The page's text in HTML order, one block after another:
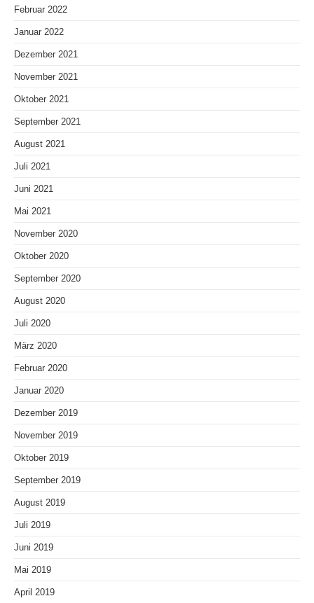
Februar 2022
Januar 2022
Dezember 2021
November 2021
Oktober 2021
September 2021
August 2021
Juli 2021
Juni 2021
Mai 2021
November 2020
Oktober 2020
September 2020
August 2020
Juli 2020
März 2020
Februar 2020
Januar 2020
Dezember 2019
November 2019
Oktober 2019
September 2019
August 2019
Juli 2019
Juni 2019
Mai 2019
April 2019